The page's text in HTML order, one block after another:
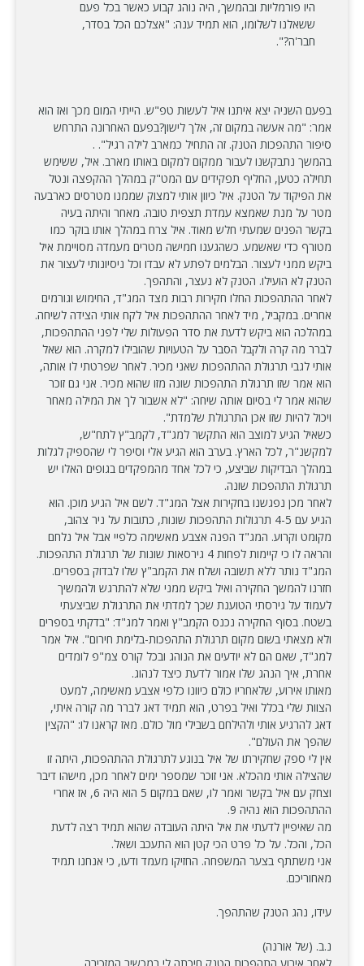
היו פורמליות ובהמשך, היה נוהג קבוע כאשר בכל פעם
ששאלנו לשלומו, הוא תמיד ענה: "אצלכם הכל בסדר,
חבר'ה?".
בפעם השניה יצא איתנו איל לעשות טפ"ש. הייתי המום מכך ואז הוא
אמר: "מה אעשה במקום זה, אלך לישון?בפעם האחרונה התרחש
סיפור התהפכות הטנק. זה התחיל כמארב לילה רגיל". .
בהמשך נתבקשנו לעבור ממקום למקום באותו מארב. איל, ששימש
תחילה כטען, החליף תפקידים עם המט"ק במהלך ההקפצה ונטל
את הפיקוד על הטנק. איל כיוון אותי למצוק שממנו מטרסים כארבעה
מטר על מנת שאמצא עמדת תצפית טובה. מאחר והיתה בעיה
בקשר הפנים שמעתי חלש מאוד. איל צרח במהלך אותו בוקר כמו
מטורף כדי שאשמע. כשהגענו חמישה מטרים מעמדה מסויימת איל
ביקש ממני לעצור. הבלמים לפתע לא עבדו וכל ניסיונותי לעצור את
הטנק לא הועילו. הטנק לא נעצר, והתהפך.
לאחר ההתהפכות החלו חקירות רבות מצד המג"ד, החימוש וגורמים
אחרים. במקביל, מיד לאחר ההתהפכות איל לקח אותי הצידה לשיחה.
במהלכה הוא ביקש לדעת את סדר הפעולות שלי לפני ההתהפכות,
לברר מה קרה ולקבל הסבר על הטעויות שהובילו למקרה. הוא שאל
אותי לגבי תרגולת ההתהפכות שאני מכיר. לאחר שפרטתי לו אותה,
הוא אמר שזו תרגולת התהפכות שונה מזו שהוא מכיר. אני גם זוכר
שהוא אמר לי בסיום אותה שיחה: "לא אשבור לך את המילה מאחר
ויכול להיות שזו אכן התרגולת שלמדת".
כשאיל הגיע למוצב הוא התקשר למג"ד, לקמב"ץ לתח"ש,
למקשנ"ר, לכל הארץ. בערב הוא הגיע אלי וסיפר לי שהספיק לגלות
במהלך הבדיקות שביצע, כי לכל אחד מהמפקדים בגופים האלו יש
תרגולת התהפכות שונה.
לאחר מכן נפגשנו בחקירות אצל המג"ד. לשם איל הגיע מוכן. הוא
הגיע עם 4-5 תרגולות התהפכות שונות, כתובות על ניר צהוב,
מקומט וקרוע. המג"ד הפנה אצבע מאשימה כלפיי אבל איל נלחם
והראה לו כי קיימות לפחות 4 גירסאות שונות של תרגולת התהפכות.
המג"ד נותר ללא תשובה ושלח את הקמב"ץ שלו לבדוק בספרים.
חזרנו להמשך החקירה ואיל ביקש ממני שלא להתרגש ולהמשיך
לעמוד על גירסתי הטוענת שכך למדתי את התרגולת שביצעתי
בשטח. בסוף החקירה נכנס הקמב"ץ ואמר למג"ד: "בדקתי בספרים
ולא מצאתי בשום מקום תרגולת התהפכות-בלימת חירום". איל אמר
למג"ד, שאם הם לא יודעים את הנוהג ובכל קורס צמ"פ לומדים
אחרת, איך הנהג שלו אמור לדעת כיצד לנהוג.
מאותו אירוע, שלאחריו כולם כיוונו כלפי אצבע מאשימה, למעט
הצוות שלי בכלל ואיל בפרט, הוא תמיד דאג לברר מה קורה איתי,
דאג להרגיע אותי ולהילחם בשבילי מול כולם. מאז קראנו לו: "הקצין
שהפך את העולם".
אין לי ספק שחקירתו של איל בנוגע לתרגולת ההתהפכות, היתה זו
שהצילה אותי מהכלא. אני זוכר שמספר ימים לאחר מכן, מישהו דיבר
וצחק עם איל בקשר ואמר לו, שאם במקום 5 הוא היה 6, אז אחרי
ההתהפכות הוא נהיה 9.
מה שאיפיין לדעתי את איל היתה העובדה שהוא תמיד רצה לדעת
הכל, והכל. על כל פרט הכי קטן הוא התעכב ושאל.
אני משתתף בצער המשפחה. החזיקו מעמד ודעו, כי אנחנו תמיד
מאחוריכם.
עידו, נהג הטנק שהתהפך.
נ.ב. (של אורנה)